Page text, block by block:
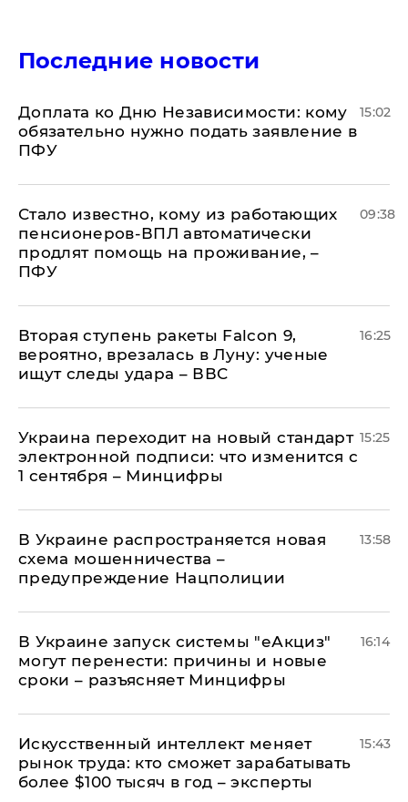
Последние новости
Доплата ко Дню Независимости: кому
обязательно нужно подать заявление в
ПФУ
15:02
Стало известно, кому из работающих
пенсионеров-ВПЛ автоматически
продлят помощь на проживание, –
ПФУ
09:38
Вторая ступень ракеты Falcon 9,
вероятно, врезалась в Луну: ученые
ищут следы удара – ВВС
16:25
Украина переходит на новый стандарт
электронной подписи: что изменится с
1 сентября – Минцифры
15:25
В Украине распространяется новая
схема мошенничества –
предупреждение Нацполиции
13:58
В Украине запуск системы "еАкциз"
могут перенести: причины и новые
сроки – разъясняет Минцифры
16:14
Искусственный интеллект меняет
рынок труда: кто сможет зарабатывать
более $100 тысяч в год – эксперты
15:43